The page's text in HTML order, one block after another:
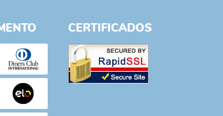
CERTIFICADOS